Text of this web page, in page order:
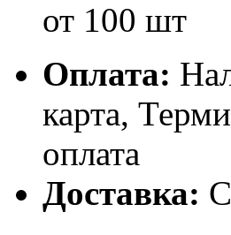
от 100 шт
Оплата:
карта,
оплата
Доставка: